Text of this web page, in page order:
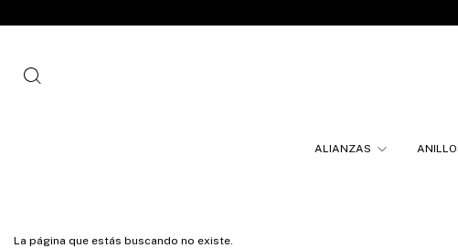
ALIANZAS
La página que estás buscando no existe.